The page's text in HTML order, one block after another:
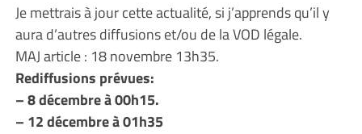
Je mettrais à jour cette actualité, si j’apprends qu’il y
aura d’autres diffusions et/ou de la VOD légale.
MAJ article : 18 novembre 13h35.
Rediffusions prévues:
– 8 décembre à 00h15.
– 12 décembre à 01h35